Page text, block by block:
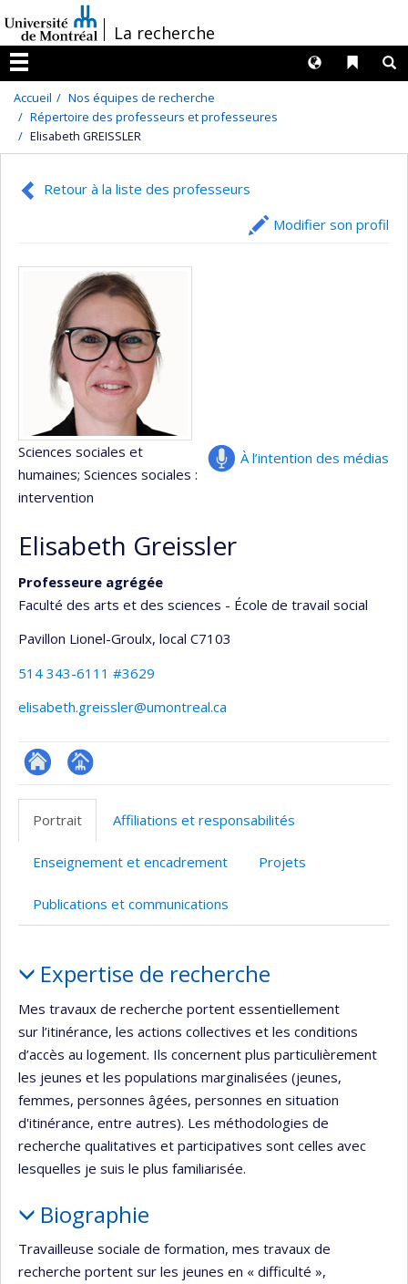
au
contenu
/La recherche
Menu
Liens
Langues
Accueil
Nos équipes de recherche
Répertoire des professeurs et professeures
Elisabeth GREISSLER
Retour à la liste des professeurs
Modifier son profil
À l’intention des médias
Sciences sociales et
humaines; Sciences sociales :
intervention
Elisabeth Greissler
Professeure agrégée
Faculté des arts et des sciences - École de travail social
Pavillon Lionel-Groulx, local C7103
514 343-6111 #3629
elisabeth.greissler@umontreal.ca
ResearchGate
Page
professionnelle
(faculté,département,école)
Portrait Affiliations et responsabilités
Enseignement et encadrement Projets
Publications et communications
Expertise de recherche
Mes travaux de recherche portent essentiellement
sur l’itinérance, les actions collectives et les conditions
d’accès au logement. Ils concernent plus particulièrement
les jeunes et les populations marginalisées (jeunes,
femmes, personnes âgées, personnes en situation
d'itinérance, entre autres). Les méthodologies de
recherche qualitatives et participatives sont celles avec
lesquelles je suis le plus familiarisée.
Biographie
Travailleuse sociale de formation, mes travaux de
recherche portent sur les jeunes en « difficulté »,